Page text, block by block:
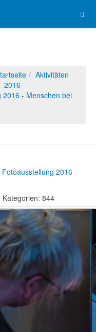
Aktivitäten
2016
2016 - Menschen bei
Fotoausstellung 2016 -
844